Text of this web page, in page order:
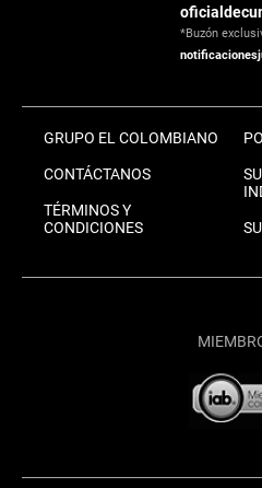
*Buzón
GRUPO EL COLOMBIANO
CONTÁCTANOS
TÉRMINOS Y
CONDICIONES